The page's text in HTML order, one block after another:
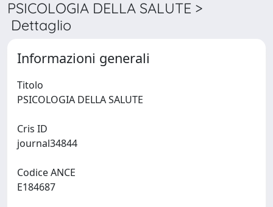
PSICOLOGIA DELLA SALUTE >
Dettaglio
Informazioni generali
Titolo
Cris ID
Codice ANCE